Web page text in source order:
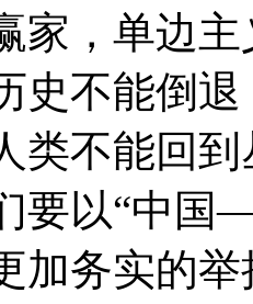
家，单边
史不能倒
类不能回
要以“中国
加务实的